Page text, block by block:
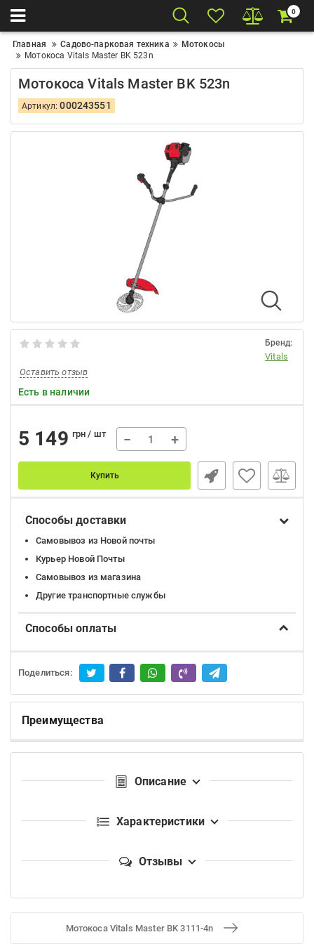
0
Главная Садово-парковая техника
Мотокосы
Мотокоса Vitals Master BK 523n
Мотокоса Vitals Master BK 523n
Артикул:000243551
Бренд:
Vitals
Оставить отзыв
Есть в наличии
5 149 грн / шт − +
Купить
Способы доставки
Самовывоз из Новой почты
Курьер Новой Почты
Самовывоз из магазина
Другие транспортные службы
Способы оплаты
Поделиться:
Преимущества
Описание
Характеристики
Отзывы
Мотокоса Vitals Master BK 3111-4n